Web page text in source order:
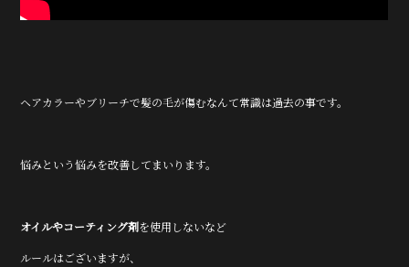
ヘアカラーやブリーチで髪の毛が傷むなんて常識は過去の事です。
悩みという悩みを改善してまいります。
オイルやコーティング剤を使用しないなど
ルールはございますが、